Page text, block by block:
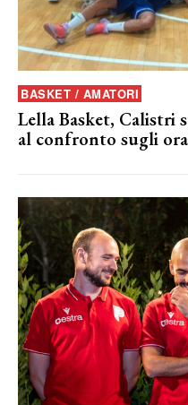
BASKET / AMATORI
Lella Basket, Calistri
al confronto sugli